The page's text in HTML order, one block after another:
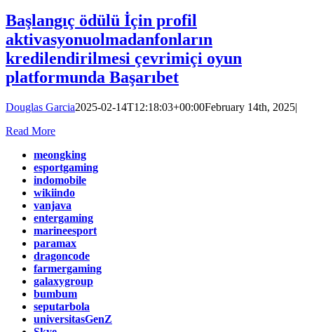
Başlangıç ödülü İçin profil
aktivasyonuolmadanfonların
kredilendirilmesi çevrimiçi oyun
platformunda Başarıbet
Douglas Garcia2025-02-14T12:18:03+00:00February 14th, 2025|
Read More
meongking
esportgaming
indomobile
wikiindo
vanjava
entergaming
marineesport
paramax
dragoncode
farmergaming
galaxygroup
bumbum
seputarbola
universitasGenZ